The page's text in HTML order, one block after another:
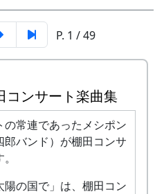
P. 1 / 49
コンサート楽曲集
常連であったメシポン
バンド）が棚田コンサ
の国で」は、棚田コン